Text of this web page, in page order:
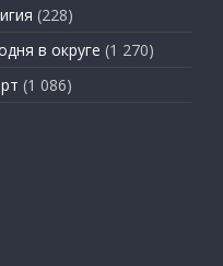
(228)
в округе (1 270)
(1 086)